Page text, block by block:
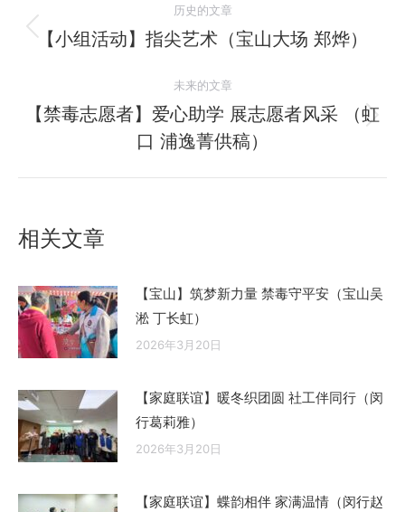
章
航
历史的文章
历
的
文
章：
【小组活动】指尖艺术（宝山大场 郑烨）
未来的文章
未
来
的
【禁毒志愿者】爱心助学 展志愿者风采 （虹
口 浦逸菁供稿）
相关文章
【宝山】筑梦新力量 禁毒守平安（宝山吴
淞 丁长虹）
2026年3月20日
【家庭联谊】暖冬织团圆 社工伴同行（闵
行葛莉雅）
2026年3月20日
【家庭联谊】蝶韵相伴 家满温情（闵行赵